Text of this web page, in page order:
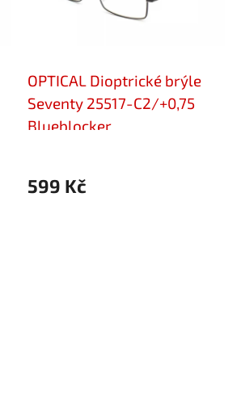
OPTICAL Dioptrické brýle
Seventy 25517-C2/+0,75
Blueblocker
599 Kč